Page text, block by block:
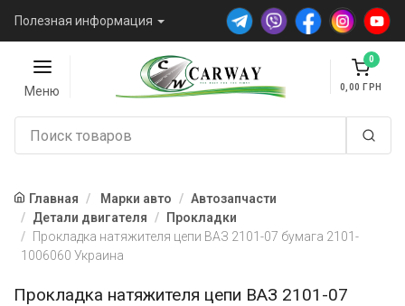
Полезная информация
Меню
0
0,00
Главная Марки авто
Автозапчасти
Детали двигателя
Прокладки
Прокладка натяжителя цепи ВАЗ 2101-07 бумага 2101-
1006060 Украина
Прокладка натяжителя цепи ВАЗ 2101-07